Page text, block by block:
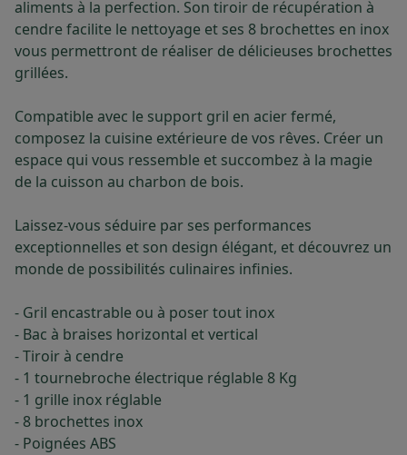
aliments à la perfection. Son tiroir de récupération à
cendre facilite le nettoyage et ses 8 brochettes en inox
vous permettront de réaliser de délicieuses brochettes
grillées.
Compatible avec le support gril en acier fermé,
composez la cuisine extérieure de vos rêves. Créer un
espace qui vous ressemble et succombez à la magie
de la cuisson au charbon de bois.
Laissez-vous séduire par ses performances
exceptionnelles et son design élégant, et découvrez un
monde de possibilités culinaires infinies.
- Gril encastrable ou à poser tout inox
- Bac à braises horizontal et vertical
- Tiroir à cendre
- 1 tournebroche électrique réglable 8 Kg
- 1 grille inox réglable
- 8 brochettes inox
- Poignées ABS